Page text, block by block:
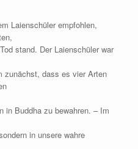
Laienschüler empfohlen,
stand. Der Laienschüler war
zunächst, dass es vier Arten
in Buddha zu bewahren. – Im
in unsere wahre